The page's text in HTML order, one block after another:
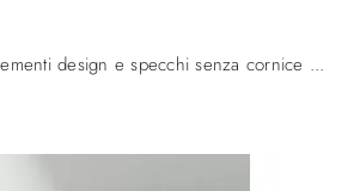
Se desideri Complementi design e specchi senza cornice scopri di più sul modello Nefti del marchio Target Point.